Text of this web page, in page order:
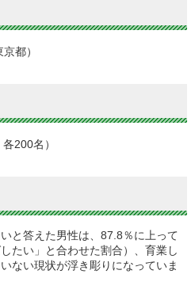
都）
200名）
と答えた男性は、87.8％に上って
たい」と合わせた割合）、育業し
ない現状が浮き彫りになっていま